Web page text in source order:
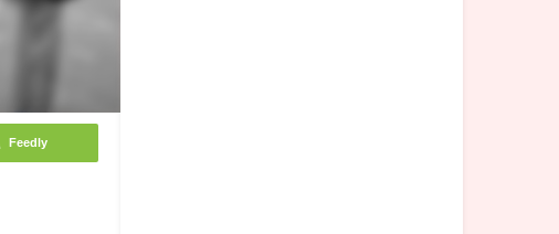
Feedly